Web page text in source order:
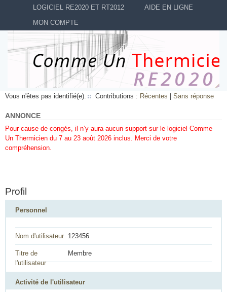
LOGICIEL RE2020 ET RT2012
AIDE EN LIGNE
MON COMPTE
Vous n'êtes pas identifié(e). Contributions : Récentes Sans réponse
ANNONCE
Pour cause de congés, il n’y aura aucun support sur le logiciel Comme
Un Thermicien du 7 au 23 août 2026 inclus. Merci de votre
compréhension.
Profil
Personnel
Nom d'utilisateur 123456
Titre de
l'utilisateur
Membre
Activité de l'utilisateur